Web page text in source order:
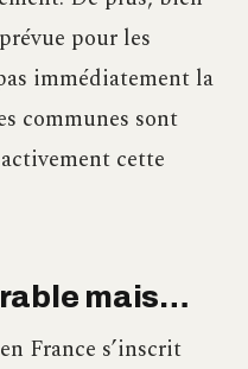
pour les
immédiatement la
communes sont
cette
mais…
France s’inscrit